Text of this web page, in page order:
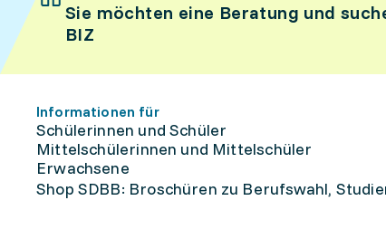
Sie möchten eine Beratung und
BIZ
Informationen für
Schülerinnen und Schüler
Mittelschülerinnen und Mittelschüler
Erwachsene
Shop SDBB: Broschüren zu Berufswahl,